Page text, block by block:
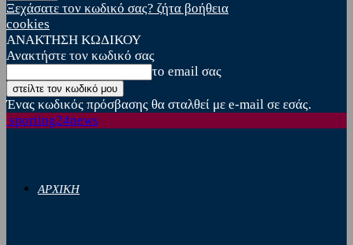
Ξεχάσατε τον κωδικό σας? ζήτα βοήθεια
cookies
ΑΝΑΚΤΗΣΗ ΚΩΔΙΚΟΥ
Ανακτήστε τον κωδικό σας
το email σας
Ένας κωδικός πρόσβασης θα σταλθεί με e-mail σε εσάς.
sporting24news
ΑΡΧΙΚΗ